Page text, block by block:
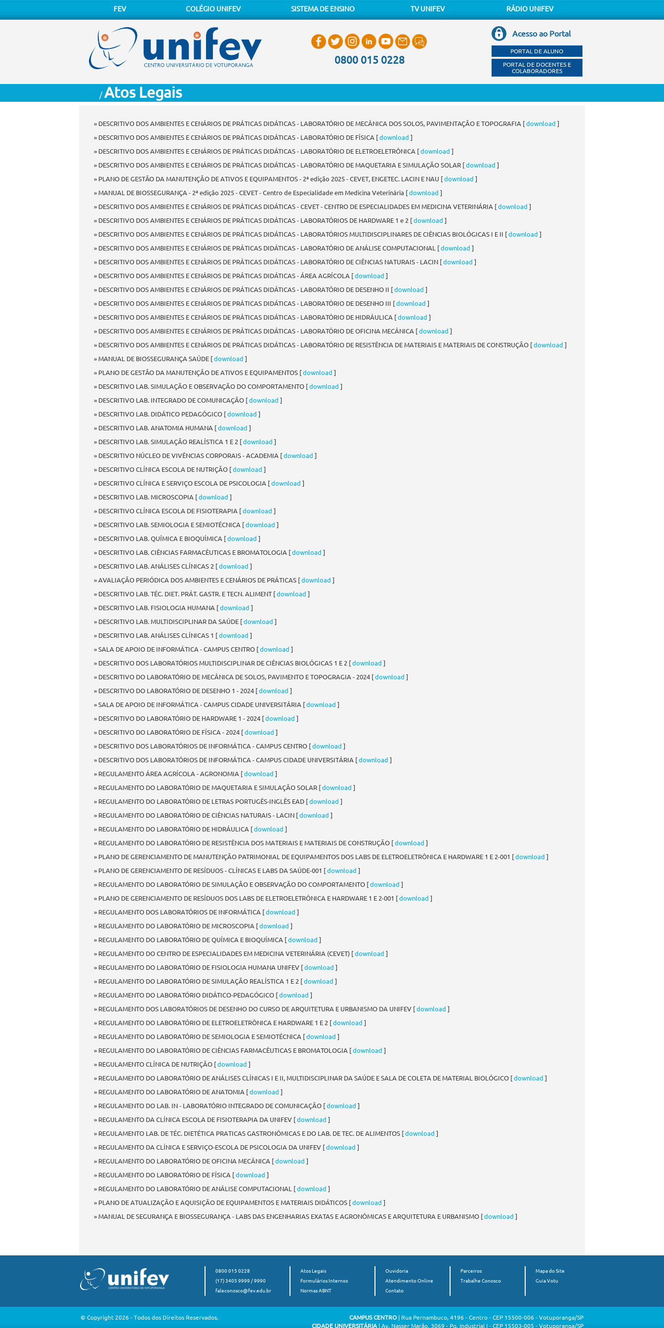
FEV COLÉGIO UNIFEV SISTEMA DE ENSINO TV UNIFEV RÁDIO UNIFEV
0800 015 0228
Acesso ao Portal
PORTAL DE ALUNO
PORTAL DE DOCENTES E
COLABORADORES
/Atos Legais
» DESCRITIVO DOS AMBIENTES E CENÁRIOS DE PRÁTICAS DIDÁTICAS - LABORATÓRIO DE MECÂNICA DOS SOLOS, PAVIMENTAÇÃO E TOPOGRAFIA [download ]
» DESCRITIVO DOS AMBIENTES E CENÁRIOS DE PRÁTICAS DIDÁTICAS - LABORATÓRIO DE FÍSICA [download ]
» DESCRITIVO DOS AMBIENTES E CENÁRIOS DE PRÁTICAS DIDÁTICAS - LABORATÓRIO DE ELETROELETRÔNICA [download ]
» DESCRITIVO DOS AMBIENTES E CENÁRIOS DE PRÁTICAS DIDÁTICAS - LABORATÓRIO DE MAQUETARIA E SIMULAÇÃO SOLAR [download ]
» PLANO DE GESTÃO DA MANUTENÇÃO DE ATIVOS E EQUIPAMENTOS - 2ª edição 2025 - CEVET, ENGETEC. LACIN E NAU [download ]
» MANUAL DE BIOSSEGURANÇA - 2ª edição 2025 - CEVET - Centro de Especialidade em Medicina Veterinária [download ]
» DESCRITIVO DOS AMBIENTES E CENÁRIOS DE PRÁTICAS DIDÁTICAS - CEVET - CENTRO DE ESPECIALIDADES EM MEDICINA VETERINÁRIA [download ]
» DESCRITIVO DOS AMBIENTES E CENÁRIOS DE PRÁTICAS DIDÁTICAS - LABORATÓRIOS DE HARDWARE 1 e 2 [download ]
» DESCRITIVO DOS AMBIENTES E CENÁRIOS DE PRÁTICAS DIDÁTICAS - LABORATÓRIOS MULTIDISCIPLINARES DE CIÊNCIAS BIOLÓGICAS I E II [download ]
» DESCRITIVO DOS AMBIENTES E CENÁRIOS DE PRÁTICAS DIDÁTICAS - LABORATÓRIO DE ANÁLISE COMPUTACIONAL [download ]
» DESCRITIVO DOS AMBIENTES E CENÁRIOS DE PRÁTICAS DIDÁTICAS - LABORATÓRIO DE CIÊNCIAS NATURAIS - LACIN [download ]
» DESCRITIVO DOS AMBIENTES E CENÁRIOS DE PRÁTICAS DIDÁTICAS - ÁREA AGRÍCOLA [download ]
» DESCRITIVO DOS AMBIENTES E CENÁRIOS DE PRÁTICAS DIDÁTICAS - LABORATÓRIO DE DESENHO II [download ]
» DESCRITIVO DOS AMBIENTES E CENÁRIOS DE PRÁTICAS DIDÁTICAS - LABORATÓRIO DE DESENHO III [download ]
» DESCRITIVO DOS AMBIENTES E CENÁRIOS DE PRÁTICAS DIDÁTICAS - LABORATÓRIO DE HIDRÁULICA [download ]
» DESCRITIVO DOS AMBIENTES E CENÁRIOS DE PRÁTICAS DIDÁTICAS - LABORATÓRIO DE OFICINA MECÂNICA [download ]
» DESCRITIVO DOS AMBIENTES E CENÁRIOS DE PRÁTICAS DIDÁTICAS - LABORATÓRIO DE RESISTÊNCIA DE MATERIAIS E MATERIAIS DE CONSTRUÇÃO [download ]
» MANUAL DE BIOSSEGURANÇA SAÚDE [download ]
» PLANO DE GESTÃO DA MANUTENÇÃO DE ATIVOS E EQUIPAMENTOS [download ]
» DESCRITIVO LAB. SIMULAÇÃO E OBSERVAÇÃO DO COMPORTAMENTO [download ]
» DESCRITIVO LAB. INTEGRADO DE COMUNICAÇÃO [download ]
» DESCRITIVO LAB. DIDÁTICO PEDAGÓGICO [download ]
» DESCRITIVO LAB. ANATOMIA HUMANA [download ]
» DESCRITIVO LAB. SIMULAÇÃO REALÍSTICA 1 E 2 [download ]
» DESCRITIVO NÚCLEO DE VIVÊNCIAS CORPORAIS - ACADEMIA [download ]
» DESCRITIVO CLÍNICA ESCOLA DE NUTRIÇÃO [download ]
» DESCRITIVO CLÍNICA E SERVIÇO ESCOLA DE PSICOLOGIA [download ]
» DESCRITIVO LAB. MICROSCOPIA [download ]
» DESCRITIVO CLÍNICA ESCOLA DE FISIOTERAPIA [download ]
» DESCRITIVO LAB. SEMIOLOGIA E SEMIOTÉCNICA [download ]
» DESCRITIVO LAB. QUÍMICA E BIOQUÍMICA [download ]
» DESCRITIVO LAB. CIÊNCIAS FARMACÊUTICAS E BROMATOLOGIA [download ]
» DESCRITIVO LAB. ANÁLISES CLÍNICAS 2 [download ]
» AVALIAÇÃO PERIÓDICA DOS AMBIENTES E CENÁRIOS DE PRÁTICAS [download ]
» DESCRITIVO LAB. TÉC. DIET. PRÁT. GASTR. E TECN. ALIMENT [download ]
» DESCRITIVO LAB. FISIOLOGIA HUMANA [download ]
» DESCRITIVO LAB. MULTIDISCIPLINAR DA SAÚDE [download ]
» DESCRITIVO LAB. ANÁLISES CLÍNICAS 1 [download ]
» SALA DE APOIO DE INFORMÁTICA - CAMPUS CENTRO [download ]
» DESCRITIVO DOS LABORATÓRIOS MULTIDISCIPLINAR DE CIÊNCIAS BIOLÓGICAS 1 E 2 [download ]
» DESCRITIVO DO LABORATÓRIO DE MECÂNICA DE SOLOS, PAVIMENTO E TOPOGRAGIA - 2024 [download ]
» DESCRITIVO DO LABORATÓRIO DE DESENHO 1 - 2024 [download ]
» SALA DE APOIO DE INFORMÁTICA - CAMPUS CIDADE UNIVERSITÁRIA [download ]
» DESCRITIVO DO LABORATÓRIO DE HARDWARE 1 - 2024 [download ]
» DESCRITIVO DO LABORATÓRIO DE FÍSICA - 2024 [download ]
» DESCRITIVO DOS LABORATÓRIOS DE INFORMÁTICA - CAMPUS CENTRO [download ]
» DESCRITIVO DOS LABORATÓRIOS DE INFORMÁTICA - CAMPUS CIDADE UNIVERSITÁRIA [download ]
» REGULAMENTO ÁREA AGRÍCOLA - AGRONOMIA [download ]
» REGULAMENTO DO LABORATÓRIO DE MAQUETARIA E SIMULAÇÃO SOLAR [download ]
» REGULAMENTO DO LABORATÓRIO DE LETRAS PORTUGÊS-INGLÊS EAD [download ]
» REGULAMENTO DO LABORATÓRIO DE CIÊNCIAS NATURAIS - LACIN [download ]
» REGULAMENTO DO LABORATÓRIO DE HIDRÁULICA [download ]
» REGULAMENTO DO LABORATÓRIO DE RESISTÊNCIA DOS MATERIAIS E MATERIAIS DE CONSTRUÇÃO [download ]
» PLANO DE GERENCIAMENTO DE MANUTENÇÃO PATRIMONIAL DE EQUIPAMENTOS DOS LABS DE ELETROELETRÔNICA E HARDWARE 1 E 2-001 [download ]
» PLANO DE GERENCIAMENTO DE RESÍDUOS - CLÍNICAS E LABS DA SAÚDE-001 [download ]
» REGULAMENTO DO LABORATÓRIO DE SIMULAÇÃO E OBSERVAÇÃO DO COMPORTAMENTO [download ]
» PLANO DE GERENCIAMENTO DE RESÍDUOS DOS LABS DE ELETROELETRÔNICA E HARDWARE 1 E 2-001 [download ]
» REGULAMENTO DOS LABORATÓRIOS DE INFORMÁTICA [download ]
» REGULAMENTO DO LABORATÓRIO DE MICROSCOPIA [download ]
» REGULAMENTO DO LABORATÓRIO DE QUÍMICA E BIOQUÍMICA [download ]
» REGULAMENTO DO CENTRO DE ESPECIALIDADES EM MEDICINA VETERINÁRIA (CEVET) [download ]
» REGULAMENTO DO LABORATÓRIO DE FISIOLOGIA HUMANA UNIFEV [download ]
» REGULAMENTO DO LABORATÓRIO DE SIMULAÇÃO REALÍSTICA 1 E 2 [download ]
» REGULAMENTO DO LABORATÓRIO DIDÁTICO-PEDAGÓGICO [download ]
» REGULAMENTO DOS LABORATÓRIOS DE DESENHO DO CURSO DE ARQUITETURA E URBANISMO DA UNIFEV [download ]
» REGULAMENTO DO LABORATÓRIO DE ELETROELETRÔNICA E HARDWARE 1 E 2 [download ]
» REGULAMENTO DO LABORATÓRIO DE SEMIOLOGIA E SEMIOTÉCNICA [download ]
» REGULAMENTO DO LABORATÓRIO DE CIÊNCIAS FARMACÊUTICAS E BROMATOLOGIA [download ]
» REGULAMENTO CLÍNICA DE NUTRIÇÃO [download ]
» REGULAMENTO DO LABORATÓRIO DE ANÁLISES CLÍNICAS I E II, MULTIDISCIPLINAR DA SAÚDE E SALA DE COLETA DE MATERIAL BIOLÓGICO [download ]
» REGULAMENTO DO LABORATÓRIO DE ANATOMIA [download ]
» REGULAMENTO DO LAB. IN - LABORATÓRIO INTEGRADO DE COMUNICAÇÃO [download ]
» REGULAMENTO DA CLÍNICA ESCOLA DE FISIOTERAPIA DA UNIFEV [download ]
» REGULAMENTO LAB. DE TÉC. DIETÉTICA PRATICAS GASTRONÔMICAS E DO LAB. DE TEC. DE ALIMENTOS [download ]
» REGULAMENTO DA CLÍNICA E SERVIÇO-ESCOLA DE PSICOLOGIA DA UNIFEV [download ]
» REGULAMENTO DO LABORATÓRIO DE OFICINA MECÂNICA [download ]
» REGULAMENTO DO LABORATÓRIO DE FÍSICA [download ]
» REGULAMENTO DO LABORATÓRIO DE ANÁLISE COMPUTACIONAL [download ]
» PLANO DE ATUALIZAÇÃO E AQUISIÇÃO DE EQUIPAMENTOS E MATERIAIS DIDÁTICOS [download ]
» MANUAL DE SEGURANÇA E BIOSSEGURANÇA - LABS DAS ENGENHARIAS EXATAS E AGRONÔMICAS E ARQUITETURA E URBANISMO [download ]
0800 015 0228
(17) 3405 9999 / 9990
faleconosco@fev.edu.br
Atos Legais
Formulários Internos
Normas ABNT
Ouvidoria
Atendimento Online
Contato
Parceiros
Trabalhe Conosco
Mapa do Site
Guia Votu
© Copyright 2026 - Todos dos Direitos Reservados. CAMPUS CENTRO| Rua Pernambuco, 4196 - Centro - CEP 15500-006 - Votuporanga/SP
CIDADE UNIVERSITÁRIA | Av. Nasser Marão, 3069 - Pq. Industrial I - CEP 15503-005 - Votuporanga/SP